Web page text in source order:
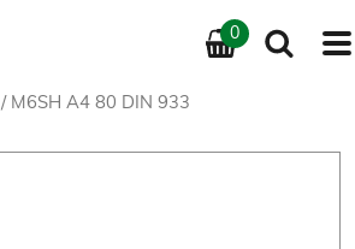
0
/ M6SH A4 80 DIN 933